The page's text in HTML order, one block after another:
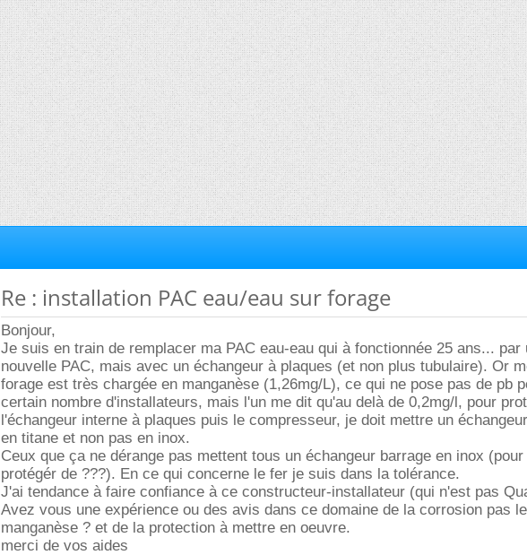
Re : installation PAC eau/eau sur forage
Bonjour,
Je suis en train de remplacer ma PAC eau-eau qui à fonctionnée 25 ans... par
nouvelle PAC, mais avec un échangeur à plaques (et non plus tubulaire). Or
forage est très chargée en manganèse (1,26mg/L), ce qui ne pose pas de pb
certain nombre d'installateurs, mais l'un me dit qu'au delà de 0,2mg/l, pour
l'échangeur interne à plaques puis le compresseur, je doit mettre un
en titane et non pas en inox.
Ceux que ça ne dérange pas mettent tous un échangeur barrage en inox
protégér de ???). En ce qui concerne le fer je suis dans la tolérance.
J'ai tendance à faire confiance à ce constructeur-installateur (qui n'est pas
Avez vous une expérience ou des avis dans ce domaine de la corrosion pas le
manganèse ? et de la protection à mettre en oeuvre.
merci de vos aides